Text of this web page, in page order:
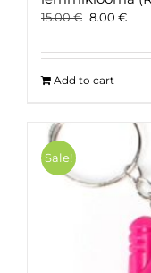
15.00€ Original
was:
8.00 €
is:
Add to cart
Sale!